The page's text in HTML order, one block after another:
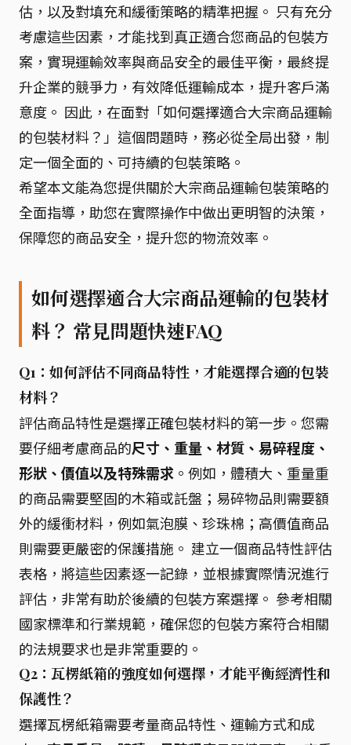
估，以及對填充和緩衝策略的精準把握。 只有充分
考慮這些因素，才能找到真正適合您商品的包裝方
案，實現運輸效率與商品安全的最佳平衡，最終提
升企業的競爭力，有效降低運輸成本，提升客戶滿
意度。 因此，在面對「如何選擇適合大宗商品運輸
的包裝材料？」這個問題時，務必從全局出發，制
定一個全面的、可持續的包裝策略。
希望本文能為您提供關於大宗商品運輸包裝策略的
全面指導，助您在實際操作中做出更明智的決策，
保障您的商品安全，提升您的物流效率。
如何選擇適合大宗商品運輸的包裝材
料？ 常見問題快速FAQ
Q1：如何評估不同商品特性，才能選擇合適的包裝
材料？
評估商品特性是選擇正確包裝材料的第一步。您需
要仔細考慮商品的尺寸、重量、材質、易碎程度、
形狀、價值以及特殊需求 。例如，體積大、重量重
的商品需要堅固的木箱或託盤；易碎物品則需要額
外的緩衝材料，例如氣泡膜、珍珠棉；高價值商品
則需要更嚴密的保護措施。 建立一個商品特性評估
表格，將這些因素逐一記錄，並根據實際情況進行
評估，非常有助於後續的包裝方案選擇。 參考相關
國家標準和行業規範，確保您的包裝方案符合相關
的法規要求也是非常重要的。
Q2：瓦楞紙箱的強度如何選擇，才能平衡經濟性和
保護性？
選擇瓦楞紙箱需要考量商品特性、運輸方式和成